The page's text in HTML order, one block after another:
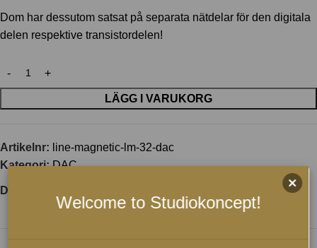
Dom har dessutom satsat på separata nätdelar för den digitala
delen respektive transistordelen!
LÄGG I VARUKORG
Artikelnr: line-magnetic-lm-32-dac
Kategori: DAC
Dela:
Welcome to Studiokoncept!